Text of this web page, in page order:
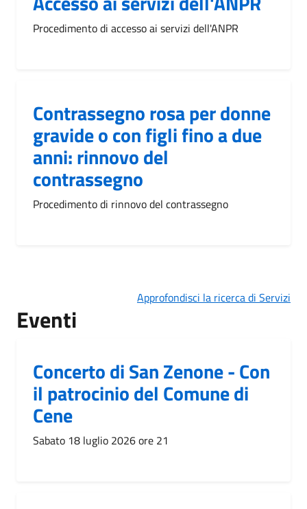
Procedimento di accesso ai servizi dell'ANPR
Contrassegno rosa per donne
gravide o con figli fino a due
anni: rinnovo del
contrassegno
Procedimento di rinnovo del contrassegno
Approfondisci la ricerca di Servizi
Eventi
Concerto di San Zenone - Con
il patrocinio del Comune di
Cene
Sabato 18 luglio 2026 ore 21